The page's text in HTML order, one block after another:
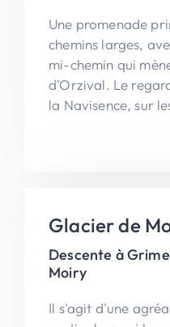
Une promenade
chemins larges,
mi-chemin qui
d'Orzival. Le
la Navisence, sur
Descente à
Moiry
Il s'agit d'une